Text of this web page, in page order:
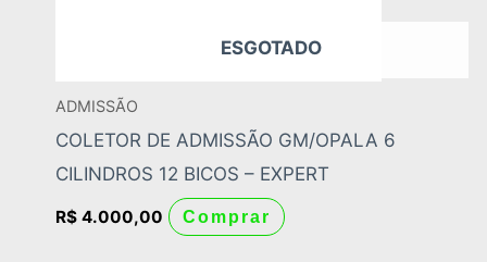
ESGOTADO
ADMISSÃO
COLETOR DE ADMISSÃO GM/OPALA 6
CILINDROS 12 BICOS – EXPERT
R$ 4.000,00 Comprar